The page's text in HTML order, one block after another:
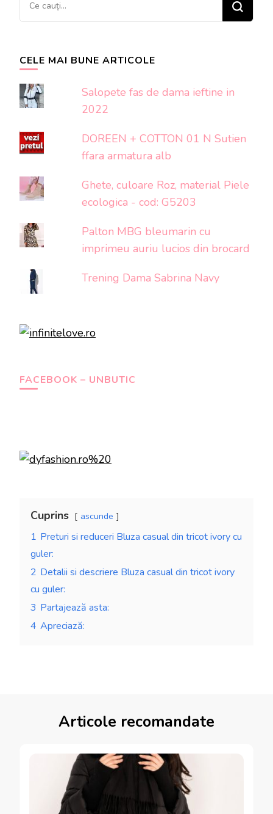
ceva?
CELE MAI BUNE ARTICOLE
Salopete fas de dama ieftine in
2022
DOREEN + COTTON 01 N Sutien
ffara armatura alb
Ghete, culoare Roz, material Piele
ecologica - cod: G5203
Palton MBG bleumarin cu
imprimeu auriu lucios din brocard
Trening Dama Sabrina Navy
FACEBOOK – UNBUTIC
Cuprins ascunde
1 Preturi si reduceri Bluza casual din tricot ivory cu
guler:
2 Detalii si descriere Bluza casual din tricot ivory
cu guler:
3 Partajează asta:
4 Apreciază:
Articole recomandate